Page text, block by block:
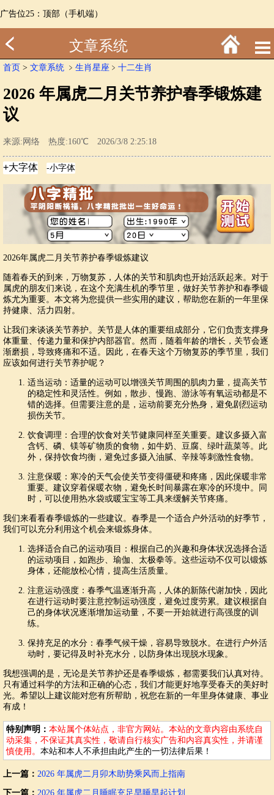
广告位25：顶部（手机端）
文章系统
首页 > 文章系统 ﹥ 生肖星座 ﹥ 十二生肖
2026 年属虎二月关节养护春季锻炼建
议
来源:网络 热度:160℃ 2026/3/8 2:25:18
2026年属虎二月关节养护春季锻炼建议
随着春天的到来，万物复苏，人体的关节和肌肉也开始活跃起来。对于
属虎的朋友们来说，在这个充满生机的季节里，做好关节养护和春季锻
炼尤为重要。本文将为您提供一些实用的建议，帮助您在新的一年里保
持健康、活力四射。
让我们来谈谈关节养护。关节是人体的重要组成部分，它们负责支撑身
体重量、传递力量和保护内部器官。然而，随着年龄的增长，关节会逐
渐磨损，导致疼痛和不适。因此，在春天这个万物复苏的季节里，我们
应该如何进行关节养护呢？
适当运动：适量的运动可以增强关节周围的肌肉力量，提高关节
的稳定性和灵活性。例如，散步、慢跑、游泳等有氧运动都是不
错的选择。但需要注意的是，运动前要充分热身，避免剧烈运动
损伤关节。
饮食调理：合理的饮食对关节健康同样至关重要。建议多摄入富
含钙、磷、镁等矿物质的食物，如牛奶、豆腐、绿叶蔬菜等。此
外，保持饮食均衡，避免过多摄入油腻、辛辣等刺激性食物。
注意保暖：寒冷的天气会使关节变得僵硬和疼痛，因此保暖非常
重要。建议穿着保暖衣物，避免长时间暴露在寒冷的环境中。同
时，可以使用热水袋或暖宝宝等工具来缓解关节疼痛。
我们来看看春季锻炼的一些建议。春季是一个适合户外活动的好季节，
我们可以充分利用这个机会来锻炼身体。
选择适合自己的运动项目：根据自己的兴趣和身体状况选择合适
的运动项目，如跑步、瑜伽、太极拳等。这些运动不仅可以锻炼
身体，还能放松心情，提高生活质量。
注意运动强度：春季气温逐渐升高，人体的新陈代谢加快，因此
在进行运动时要注意控制运动强度，避免过度劳累。建议根据自
己的身体状况逐渐增加运动量，不要一开始就进行高强度的训
练。
保持充足的水分：春季气候干燥，容易导致脱水。在进行户外活
动时，要记得及时补充水分，以防身体出现脱水现象。
我想强调的是，无论是关节养护还是春季锻炼，都需要我们认真对待。
只有通过科学的方法和正确的心态，我们才能更好地享受春天的美好时
光。希望以上建议能对您有所帮助，祝您在新的一年里身体健康、事业
有成！
特别声明： 本站属个体站点，非官方网站。本站的文章内容由系统自
动采集，不保证其真实性，敬请自行核实广告和内容真实性，并请谨
慎使用。 本站和本人不承担由此产生的一切法律后果！
上一篇： 2026 年属虎二月卯木助势乘风而上指南
下一篇： 2026 年属虎二月睡眠充足早睡早起计划